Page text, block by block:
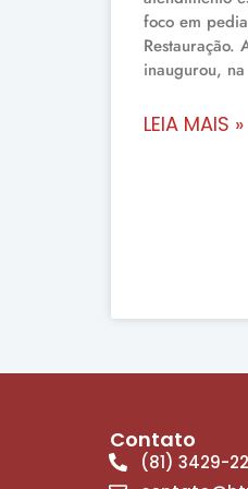
foco em
Restauração.
inaugurou, na
LEIA MAIS »
Contato
(81) 3429-